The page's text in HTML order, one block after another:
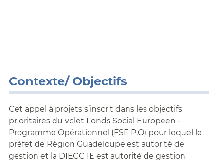
Contexte/ Objectifs
Cet appel à projets s’inscrit dans les objectifs
prioritaires du volet Fonds Social Européen -
Programme Opérationnel (FSE P.O) pour lequel le
préfet de Région Guadeloupe est autorité de
gestion et la DIECCTE est autorité de gestion